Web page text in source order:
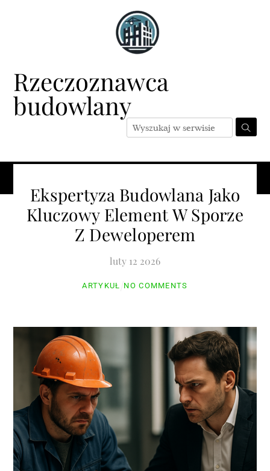
Rzeczoznawca
budowlany
Ekspertyza Budowlana Jako
Kluczowy Element W Sporze
Z Deweloperem
luty 12 2026
ARTYKUŁ NO COMMENTS